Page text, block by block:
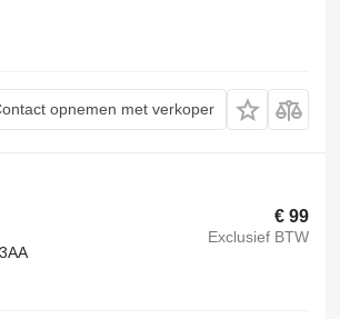
opnemen met verkoper
€ 99
Exclusief BTW